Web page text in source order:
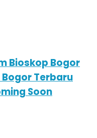
Bioskop Bogor
Bogor Terbaru
Soon